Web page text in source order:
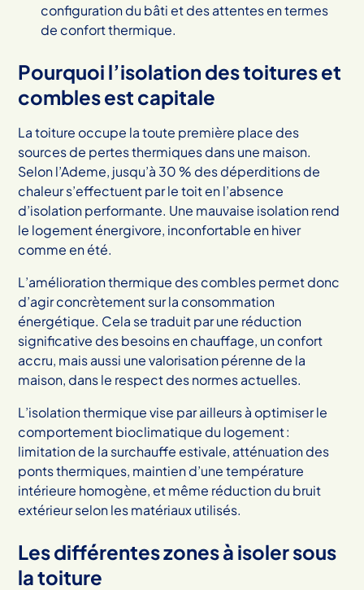
configuration du bâti et des attentes en termes
de confort thermique.
Pourquoi l’isolation des toitures et
combles est capitale
La toiture occupe la toute première place des
sources de pertes thermiques dans une maison.
Selon l’Ademe, jusqu’à 30 % des déperditions de
chaleur s’effectuent par le toit en l’absence
d’isolation performante. Une mauvaise isolation rend
le logement énergivore, inconfortable en hiver
comme en été.
L’amélioration thermique des combles permet donc
d’agir concrètement sur la consommation
énergétique. Cela se traduit par une réduction
significative des besoins en chauffage, un confort
accru, mais aussi une valorisation pérenne de la
maison, dans le respect des normes actuelles.
L’isolation thermique vise par ailleurs à optimiser le
comportement bioclimatique du logement :
limitation de la surchauffe estivale, atténuation des
ponts thermiques, maintien d’une température
intérieure homogène, et même réduction du bruit
extérieur selon les matériaux utilisés.
Les différentes zones à isoler sous
la toiture